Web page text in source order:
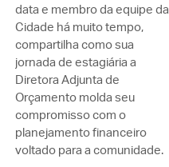
data e membro da equipe da
Cidade há muito tempo,
compartilha como sua
jornada de estagiária a
Diretora Adjunta de
Orçamento molda seu
compromisso com o
planejamento financeiro
voltado para a comunidade.